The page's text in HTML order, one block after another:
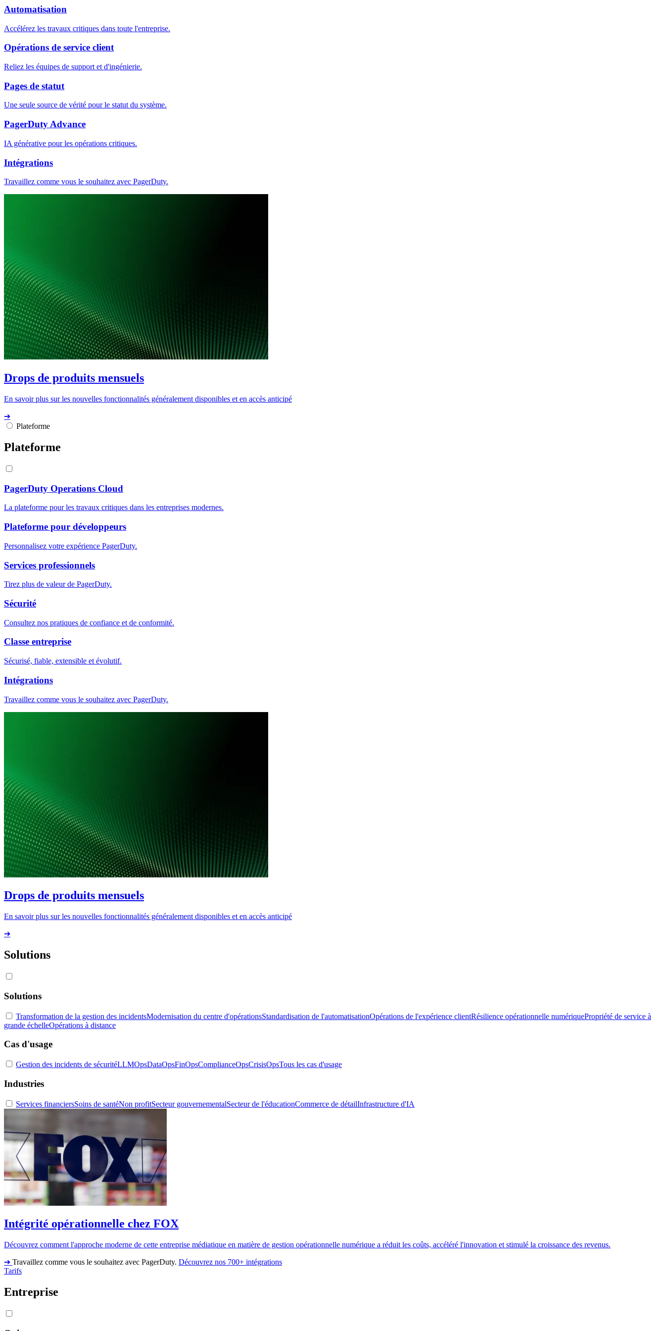
Automatisation
Accélérez les travaux critiques dans toute l'entreprise.
Opérations de service client
Reliez les équipes de support et d'ingénierie.
Pages de statut
Une seule source de vérité pour le statut du système.
PagerDuty Advance
IA générative pour les opérations critiques.
Intégrations
Travaillez comme vous le souhaitez avec PagerDuty.
Drops de produits mensuels
En savoir plus sur les nouvelles fonctionnalités généralement disponibles et en accès anticipé
➔
Plateforme
Plateforme
PagerDuty Operations Cloud
La plateforme pour les travaux critiques dans les entreprises modernes.
Plateforme pour développeurs
Personnalisez votre expérience PagerDuty.
Services professionnels
Tirez plus de valeur de PagerDuty.
Sécurité
Consultez nos pratiques de confiance et de conformité.
Classe entreprise
Sécurisé, fiable, extensible et évolutif.
Intégrations
Travaillez comme vous le souhaitez avec PagerDuty.
Drops de produits mensuels
En savoir plus sur les nouvelles fonctionnalités généralement disponibles et en accès anticipé
➔
Solutions
Solutions
Transformation de la gestion des incidentsModernisation du centre d'opérationsStandardisation de l'automatisationOpérations de l'expérience clientRésilience opérationnelle numériquePropriété de service à
grande échelleOpérations à distance
Cas d'usage
Gestion des incidents de sécuritéLLMOpsDataOpsFinOpsComplianceOpsCrisisOpsTous les cas d'usage
Industries
Services financiersSoins de santéNon profitSecteur gouvernementalSecteur de l'éducationCommerce de détailInfrastructure d'IA
Intégrité opérationnelle chez FOX
Découvrez comment l'approche moderne de cette entreprise médiatique en matière de gestion opérationnelle numérique a réduit les coûts, accéléré l'innovation et stimulé la croissance des revenus.
➔ Travaillez comme vous le souhaitez avec PagerDuty. Découvrez nos 700+ intégrations
Tarifs
Entreprise